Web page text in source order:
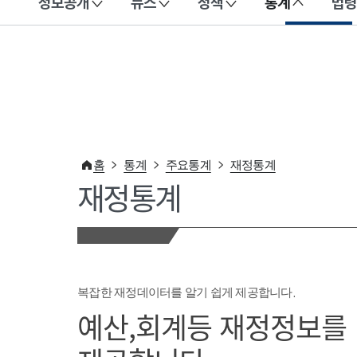
이 누리집은 대한민국 공식 전자정부 누리집입니다.
홈 통계 주요통계 재정통계
재정통계
복잡한 재정데이터를 알기 쉽게 제공합니다.
예산,회계등 재정정보를